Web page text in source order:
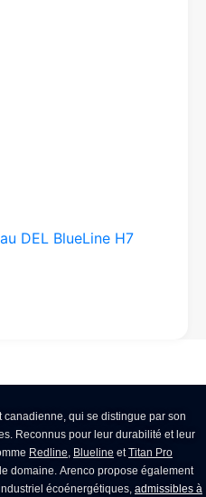
DEL BlueLine H7
canadienne, qui se distingue par son
. Reconnus pour leur durabilité et leur
Redline, Blueline etTitan Pro
domaine. Arenco propose également
écoénergétiques, admissibles à